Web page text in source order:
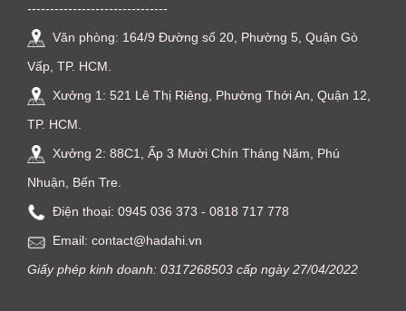
-------------------------------
Văn phòng: 164/9 Đường số 20, Phường 5, Quận Gò
Vấp, TP. HCM.
Xưởng 1: 521 Lê Thị Riêng, Phường Thới An, Quận 12,
TP. HCM.
Xưởng 2: 88C1, Ấp 3 Mười Chín Tháng Năm, Phú
Nhuận, Bến Tre.
Điện thoại: ‭0945 036 373‬ - 0818 717 778
Email: contact@hadahi.vn
Giấy phép kinh doanh: 0317268503 cấp ngày 27/04/2022